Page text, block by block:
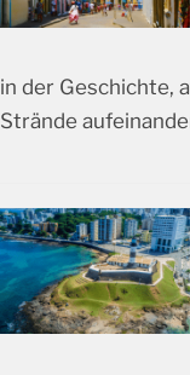
in der Geschichte,
Strände